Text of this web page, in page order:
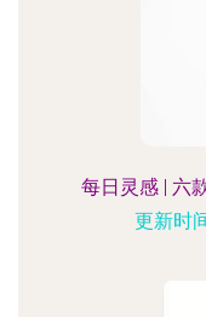
每日灵感 | 六
更新时